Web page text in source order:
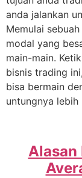
anda jalankan
Memulai
modal yang
main-main.
bisnis trading
bisa bermain
untungnya lebih
Alasan